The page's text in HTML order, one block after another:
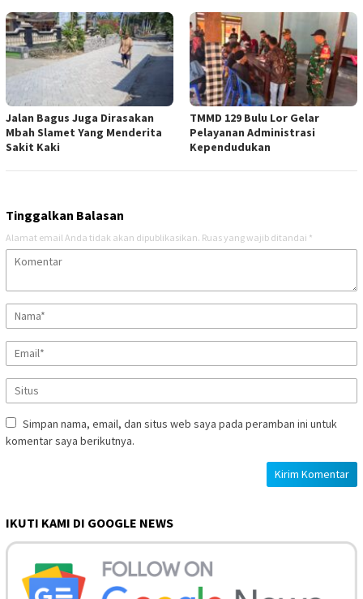
Jalan Bagus Juga Dirasakan
Mbah Slamet Yang Menderita
Sakit Kaki
TMMD 129 Bulu Lor Gelar
Pelayanan Administrasi
Kependudukan
Tinggalkan Balasan
Alamat email Anda tidak akan dipublikasikan. Ruas yang wajib ditandai *
Simpan nama, email, dan situs web saya pada peramban ini untuk
komentar saya berikutnya.
IKUTI KAMI DI GOOGLE NEWS